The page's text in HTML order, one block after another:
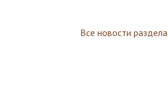
Все новости раздела